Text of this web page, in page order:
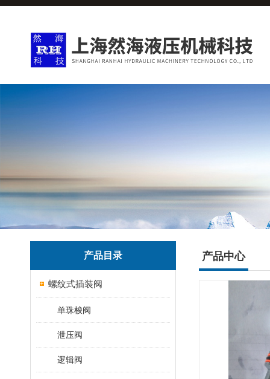
产品目录
螺纹式插装阀
单珠梭阀
泄压阀
逻辑阀
产品中心